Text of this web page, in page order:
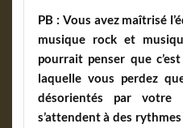
PB : Vous avez maîtrisé
musique rock et
pourrait penser que
laquelle vous perdez
désorientés par votre
s’attendent à des